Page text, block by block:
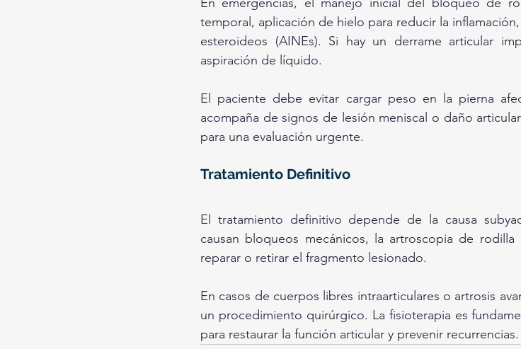
temporal, aplicación de hielo para reducir la
esteroideos (AINEs). Si hay un derrame articular
aspiración de líquido.
El paciente debe evitar cargar peso en la pierna
acompaña de signos de lesión meniscal o daño
para una evaluación urgente.
Tratamiento Definitivo
El tratamiento definitivo depende de la causa
causan bloqueos mecánicos, la artroscopia de
reparar o retirar el fragmento lesionado.
En casos de cuerpos libres intraarticulares o artrosis
un procedimiento quirúrgico. La fisioterapia es
para restaurar la función articular y prevenir recurrencias.